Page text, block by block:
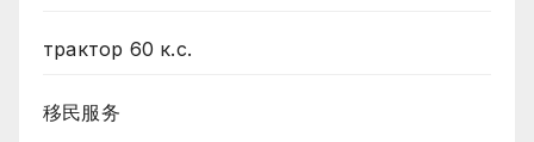
трактор 60 к.с.
移民服务